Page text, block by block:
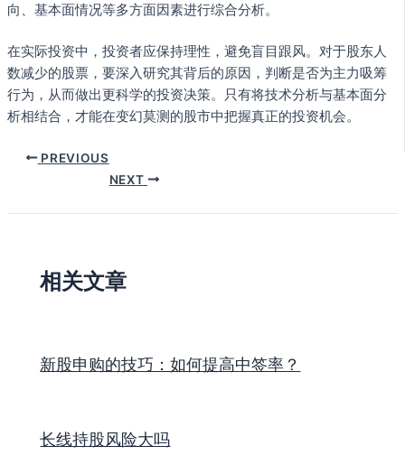
向、基本面情况等多方面因素进行综合分析。
在实际投资中，投资者应保持理性，避免盲目跟风。对于股东人
数减少的股票，要深入研究其背后的原因，判断是否为主力吸筹
行为，从而做出更科学的投资决策。只有将技术分析与基本面分
析相结合，才能在变幻莫测的股市中把握真正的投资机会。
PREVIOUS
NEXT
相关文章
新股申购的技巧：如何提高中签率？
长线持股风险大吗